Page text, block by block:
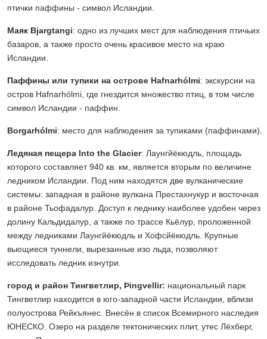
птички паффины - символ Исландии.
Маяк Bjargtangi: одно из лучших мест для наблюдения птичьих
базаров, а также просто очень красивое место на краю
Исландии.
Паффины или тупики на острове Hafnarhólmi: экскурсии на
остров Hafnarhólmi, где гнездится множество птиц, в том числе
символ Исландии - паффин.
Borgarhólmi: место для наблюдения за тупиками (паффинами).
Ледяная пещера Into the Glacier: Лаунгйёкюдль, площадь
которого составляет 940 кв. км, является вторым по величине
ледником Исландии. Под ним находятся две вулканические
системы: западная в районе вулкана Престахнукур и восточная
в районе Тьофадалур. Доступ к леднику наиболее удобен через
долину Кальдидалур, а также по трассе Кьёлур, проложенной
между ледниками Лаунгйёкюдль и Хофсйёкюдль. Крупные
вьющиеся туннели, вырезанные изо льда, позволяют
исследовать ледник изнутри.
город и район Тингветлир, Þingvellir: национальный парк
Тингветлир находится в юго-западной части Исландии, вблизи
полуострова Рейкъянес. Внесён в список Всемирного наследия
ЮНЕСКО. Озеро на разделе тектонических плит, утес Лёхберг,